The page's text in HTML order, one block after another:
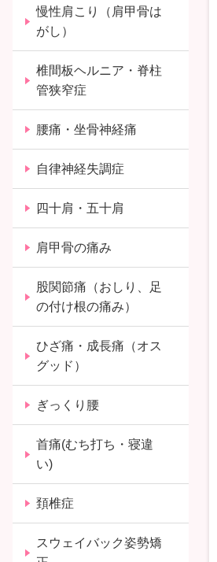
慢性肩こり（肩甲骨は
がし）
椎間板ヘルニア・脊柱
管狭窄症
腰痛・坐骨神経痛
自律神経失調症
四十肩・五十肩
肩甲骨の痛み
股関節痛（おしり、足
の付け根の痛み）
ひざ痛・成長痛（オス
グッド）
ぎっくり腰
首痛(むち打ち・寝違
い)
頚椎症
スウェイバック姿勢矯